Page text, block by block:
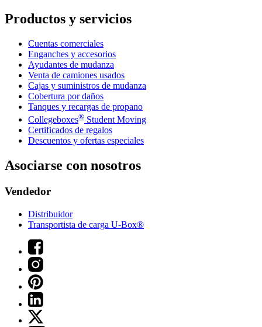
Productos y servicios
Cuentas comerciales
Enganches y accesorios
Ayudantes de mudanza
Venta de camiones usados
Cajas y suministros de mudanza
Cobertura por daños
Tanques y recargas de propano
Collegeboxes® Student Moving
Certificados de regalos
Descuentos y ofertas especiales
Asociarse con nosotros
Vendedor
Distribuidor
Transportista de carga U-Box®